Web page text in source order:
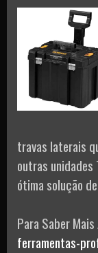
travas laterais
outras unidades
ótima solução
Para Saber Mais
ferramentas-